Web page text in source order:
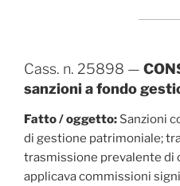
Cass. n. 25898 —
sanzioni a fondo
Fatto / oggetto: Sanzioni
di gestione patrimoniale;
trasmissione prevalente di
applicava commissioni